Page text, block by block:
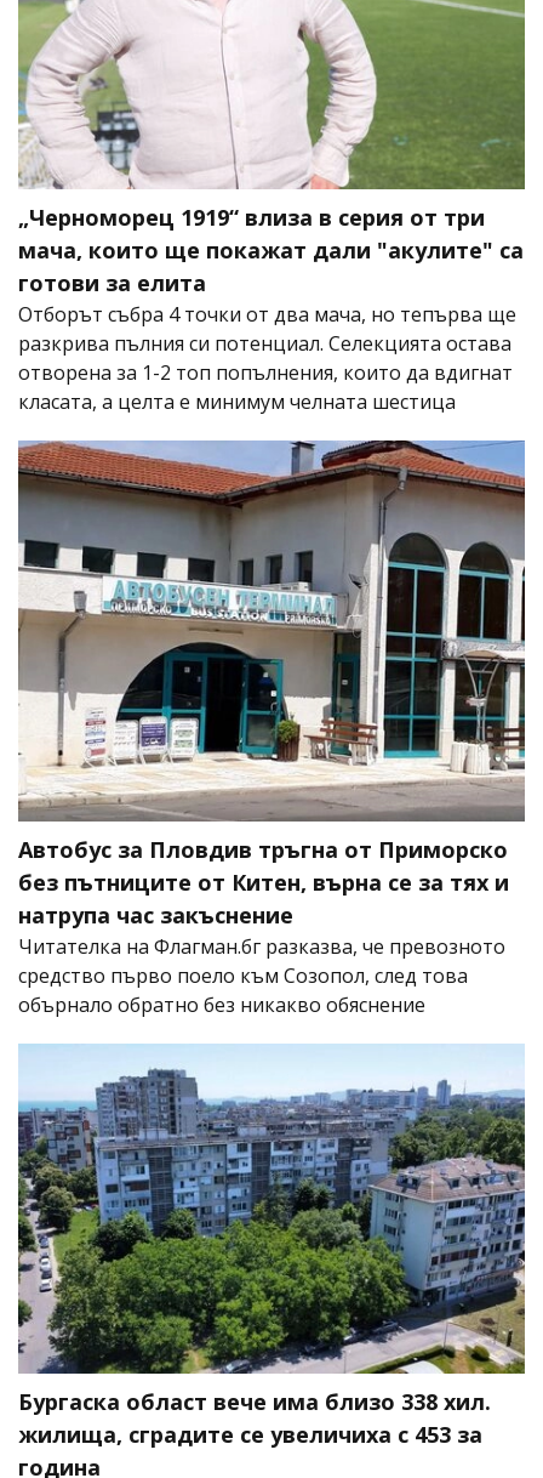
„Черноморец 1919“ влиза в серия от три
мача, които ще покажат дали "акулите" са
готови за елита
Отборът събра 4 точки от два мача, но тепърва ще
разкрива пълния си потенциал. Селекцията остава
отворена за 1-2 топ попълнения, които да вдигнат
класата, а целта е минимум челната шестица
Автобус за Пловдив тръгна от Приморско
без пътниците от Китен, върна се за тях и
натрупа час закъснение
Читателка на Флагман.бг разказва, че превозното
средство първо поело към Созопол, след това
обърнало обратно без никакво обяснение
Бургаска област вече има близо 338 хил.
жилища, сградите се увеличиха с 453 за
година